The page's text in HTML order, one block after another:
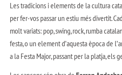
Les tradicions i elements de la cultura
per fer-vos passar un estiu més divertit.
molt variats: pop, swing, rock, rumba
festa, o un element d’aquesta època de
a la Festa Major, passant per la platja, els